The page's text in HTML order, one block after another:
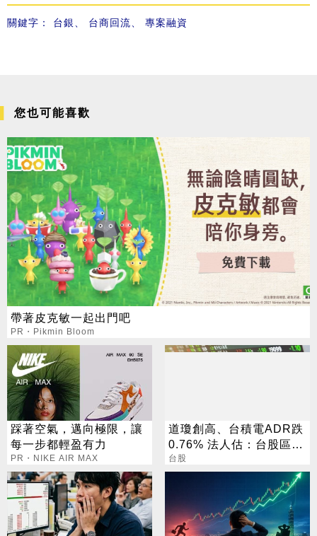
關鍵字： 台銀 台商回流 專案融資
您也可能喜歡
帶著皮克敏一起出門吧
PR・Pikmin Bloom
踩著空氣，邁向極限，讓
每一步都輕盈有力
PR・NIKE AIR MAX
道瓊創高、台積電ADR跌
0.76% 法人估：台股區間
震盪
台股